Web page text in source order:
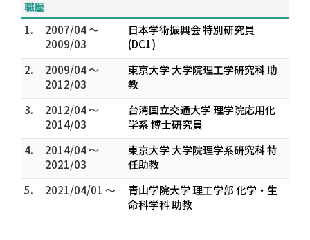
職歴
1.
2007/04 ～
2009/03
日本学術振興会 特別研究員
(DC1)
2.
2009/04 ～
2012/03
東京大学 大学院理工学研究科 助
教
3.
2012/04 ～
2014/03
台湾国立交通大学 理学院応用化
学系 博士研究員
4.
2014/04 ～
2021/03
東京大学 大学院理学系研究科 特
任助教
5.
2021/04/01 ～
青山学院大学 理工学部 化学・生
命科学科 助教